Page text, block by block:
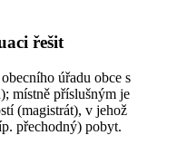
řešit
úřadu obce s
místně příslušným je
(magistrát), v jehož
přechodný) pobyt.